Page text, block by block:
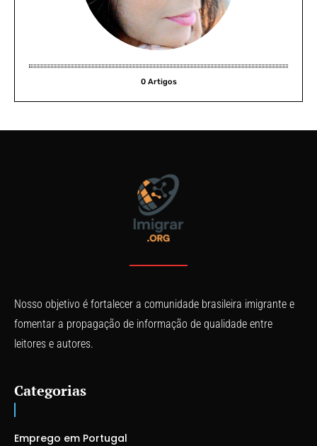
0 Artigos
Nosso objetivo é fortalecer a comunidade brasileira imigrante e
fomentar a propagação de informação de qualidade entre
leitores e autores.
Categorias
Emprego em Portugal